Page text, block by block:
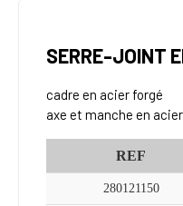
SERRE-JOINT
cadre en acier forgé
axe et manche en acier
REF
280121150